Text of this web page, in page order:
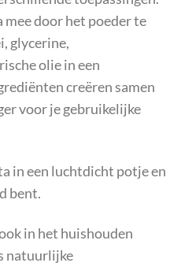
mee door het poeder te
glycerine,
olie in een
creëren samen
voor je gebruikelijke
in een luchtdicht potje en
bent.
in het huishouden
natuurlijke